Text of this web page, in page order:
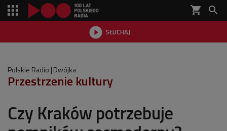
shopping_cart 
 SŁUCHAJ

Polskie Radio Dwójka
Przestrzenie kultury
Czy Kraków potrzebuje